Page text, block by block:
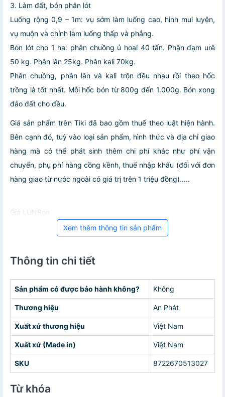
3. Làm đất, bón phân lót
Luống rộng 0,9 – 1m: vụ sớm làm luống cao, hình mui luyện,
vụ muộn và chính làm luống thấp và phẳng.
Bón lót cho 1 ha: phân chuồng ủ hoai 40 tấn. Phân đạm urê
50 kg. Phân lân 25kg. Phân kali 70kg.
Phân chuồng, phân lân và kali trộn đều nhau rồi theo hốc
trồng là tốt nhất. Mỗi hốc bón từ 800g đến 1.000g. Bón xong
đảo đất cho đều.
Giá sản phẩm trên Tiki đã bao gồm thuế theo luật hiện hành.
Bên cạnh đó, tuỳ vào loại sản phẩm, hình thức và địa chỉ giao
hàng mà có thể phát sinh thêm chi phí khác như phí vận
chuyển, phụ phí hàng cồng kềnh, thuế nhập khẩu (đối với đơn
hàng giao từ nước ngoài có giá trị trên 1 triệu đồng).....
Giá LUNRon
Xem thêm thông tin sản phẩm
Thông tin chi tiết
Sản phẩm có được bảo hành không? Không
Thương hiệu An Phát
Xuất xứ thương hiệu Việt Nam
Xuất xứ (Made in) Việt Nam
SKU 8722670513027
Từ khóa